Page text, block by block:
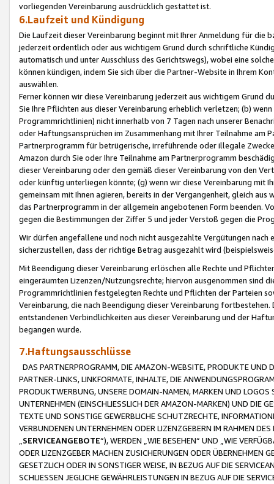
vorliegenden Vereinbarung ausdrücklich gestattet ist.
6.Laufzeit und Kündigung
Die Laufzeit dieser Vereinbarung beginnt mit Ihrer Anmeldung für die
jederzeit ordentlich oder aus wichtigem Grund durch schriftliche
automatisch und unter Ausschluss des Gerichtswegs), wobei eine
können kündigen, indem Sie sich über die Partner-Website in Ihrem
auswählen.
Ferner können wir diese Vereinbarung jederzeit aus wichtigem Grund
Sie Ihre Pflichten aus dieser Vereinbarung erheblich verletzen; (b)
Programmrichtlinien) nicht innerhalb von 7 Tagen nach unserer
oder Haftungsansprüchen im Zusammenhang mit Ihrer Teilnahme am
Partnerprogramm für betrügerische, irreführende oder illegale
Amazon durch Sie oder Ihre Teilnahme am Partnerprogramm
dieser Vereinbarung oder den gemäß dieser Vereinbarung von den
oder künftig unterliegen könnte; (g) wenn wir diese Vereinbarung mit
gemeinsam mit Ihnen agieren, bereits in der Vergangenheit, gleich
das Partnerprogramm in der allgemein angebotenen Form beenden.
gegen die Bestimmungen der Ziffer 5 und jeder Verstoß gegen die
Wir dürfen angefallene und noch nicht ausgezahlte Vergütungen
sicherzustellen, dass der richtige Betrag ausgezahlt wird
Mit Beendigung dieser Vereinbarung erlöschen alle Rechte und
eingeräumten Lizenzen/Nutzungsrechte; hiervon ausgenommen sind
Programmrichtlinien festgelegten Rechte und Pflichten der Parteien
Vereinbarung, die nach Beendigung dieser Vereinbarung
entstandenen Verbindlichkeiten aus dieser Vereinbarung und der
begangen wurde.
7.Haftungsausschlüsse
DAS PARTNERPROGRAMM, DIE AMAZON-WEBSITE, PRODUKTE UND
PARTNER-LINKS, LINKFORMATE, INHALTE, DIE
PRODUKTWERBUNG, UNSERE DOMAIN-NAMEN, MARKEN UND
UNTERNEHMEN (EINSCHLIESSLICH DER AMAZON-MARKEN) UND DIE
TEXTE UND SONSTIGE GEWERBLICHE SCHUTZRECHTE,
VERBUNDENEN UNTERNEHMEN ODER LIZENZGEBERN IM RAHMEN
SERVICEANGEBOTE“), WERDEN „WIE BESEHEN“ UND „WIE
ODER LIZENZGEBER MACHEN ZUSICHERUNGEN ODER ÜBERNEHMEN
GESETZLICH ODER IN SONSTIGER WEISE, IN BEZUG AUF DIE
SCHLIESSEN JEGLICHE GEWÄHRLEISTUNGEN IN BEZUG AUF DIE